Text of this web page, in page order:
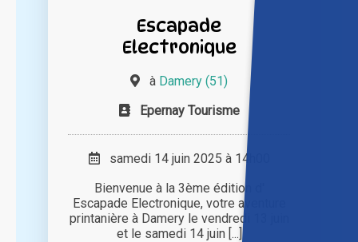
Escapade
Electronique
à Damery (51)
Epernay Tourisme
samedi 14 juin 2025 à 14h00
Bienvenue à la 3ème édition d'
Escapade Electronique, votre aventure
printanière à Damery le vendredi 13 juin
et le samedi 14 juin [...]